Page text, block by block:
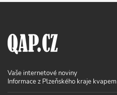
Vaše internetové noviny
Informace z Plzeňského kraje kvapem